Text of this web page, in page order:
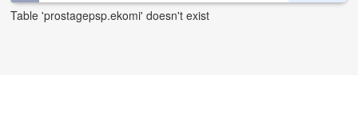
Table 'prostagepsp.ekomi' doesn't exist